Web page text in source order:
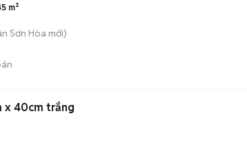
m²
Sơn Hòa mới)
x 40cm trắng